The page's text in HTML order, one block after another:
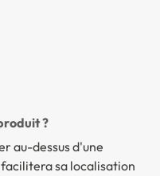
?
au-dessus d'une
sa localisation